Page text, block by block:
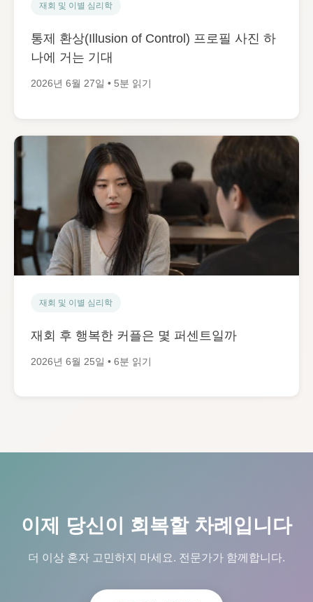
재회 및 이별 심리학
통제 환상(Illusion of Control) 프로필 사진 하
나에 거는 기대
2026년 6월 27일 • 5분 읽기
재회 및 이별 심리학
재회 후 행복한 커플은 몇 퍼센트일까
2026년 6월 25일 • 6분 읽기
이제 당신이 회복할 차례입니다
더 이상 혼자 고민하지 마세요. 전문가가 함께합니다.